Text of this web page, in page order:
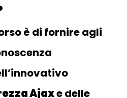
è di fornire agli
Ajaxe delle